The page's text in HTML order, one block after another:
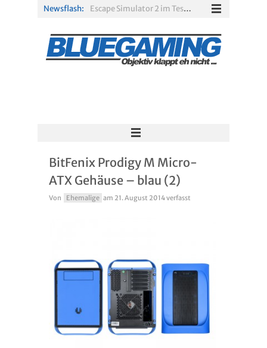
Newsflash:
R.E.P.O. im Test: Chaos, Koop und viel Spannung
Xbox Game Pass: Diese neuen Spiele erscheinen im August 2026
„ARC Raiders“-Spieler erhalten exklusives Outfit für „The Finals“
RV There Yet? im Test: Chaotischer Roadtrip mit Freunden
BitFenix Prodigy M Micro-
ATX Gehäuse – blau (2)
Von Ehemalige am 21. August 2014verfasst